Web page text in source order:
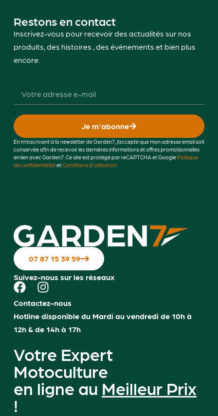
Restons en contact
Inscrivez-vous pour recevoir des actualités sur nos
produits, des histoires , des événements et bien plus
encore.
Je m'abonne
En m’inscrivant à la newsletter de Garden7, j’accepte que mon adresse email soit
conservée afin de recevoir les dernières informations et offres promotionnelles
en lien avec Garden7. Ce site est protégé par reCAPTCHA et GooglePolitique
de confidentialitéetConditions d'utilisation.
07 87 15 39 59
Suivez-nous sur les réseaux
Contactez-nous
Hotline disponible du Mardi au vendredi de 10h à
12h & de 14h à 17h
Votre Expert
Motoculture
en ligne au Meilleur Prix
!